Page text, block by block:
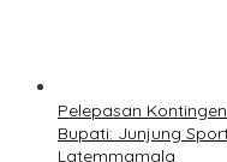
Pelepasan
Bupati: Junjung
Latemmamala